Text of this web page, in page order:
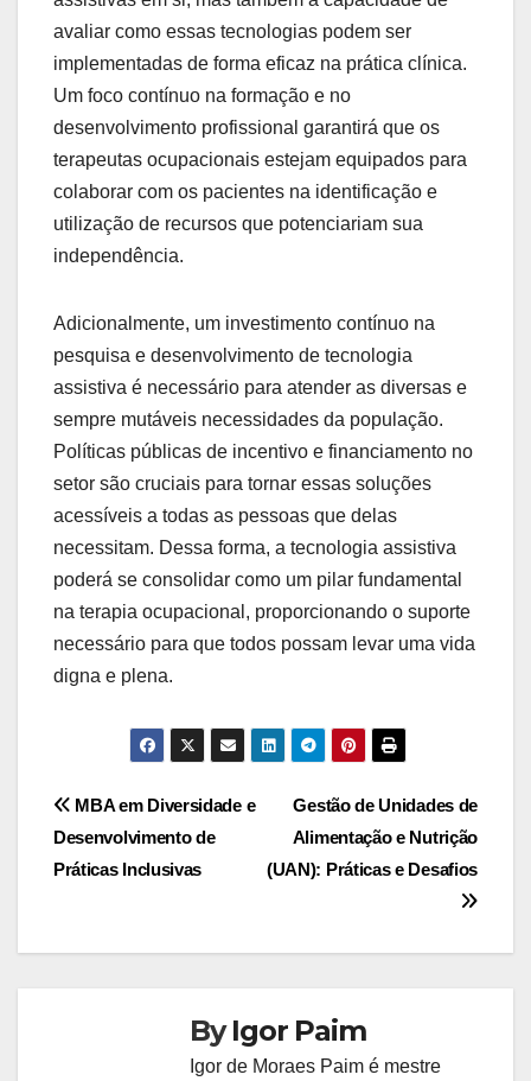
avaliar como essas tecnologias podem ser
implementadas de forma eficaz na prática clínica.
Um foco contínuo na formação e no
desenvolvimento profissional garantirá que os
terapeutas ocupacionais estejam equipados para
colaborar com os pacientes na identificação e
utilização de recursos que potenciariam sua
independência.
Adicionalmente, um investimento contínuo na
pesquisa e desenvolvimento de tecnologia
assistiva é necessário para atender as diversas e
sempre mutáveis necessidades da população.
Políticas públicas de incentivo e financiamento no
setor são cruciais para tornar essas soluções
acessíveis a todas as pessoas que delas
necessitam. Dessa forma, a tecnologia assistiva
poderá se consolidar como um pilar fundamental
na terapia ocupacional, proporcionando o suporte
necessário para que todos possam levar uma vida
digna e plena.
Navegação
de
Gestão de Unidades de
Alimentação e Nutrição
(UAN): Práticas e Desafios
MBA em Diversidade e
Desenvolvimento de
Práticas Inclusivas
ByIgor Paim
Igor de Moraes Paim é mestre